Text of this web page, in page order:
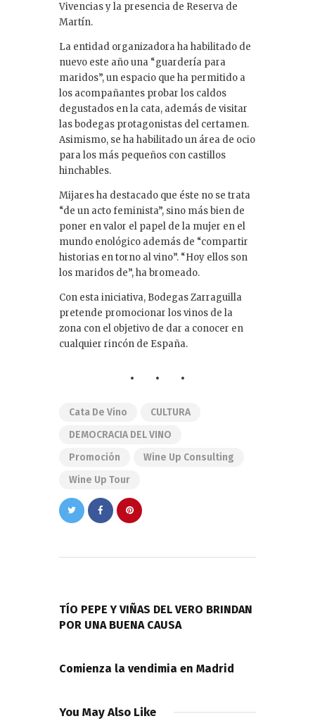
Vivencias y la presencia de Reserva de
Martín.
La entidad organizadora ha habilitado de
nuevo este año una “guardería para
maridos”, un espacio que ha permitido a
los acompañantes probar los caldos
degustados en la cata, además de visitar
las bodegas protagonistas del certamen.
Asimismo, se ha habilitado un área de ocio
para los más pequeños con castillos
hinchables.
Mijares ha destacado que éste no se trata
“de un acto feminista”, sino más bien de
poner en valor el papel de la mujer en el
mundo enológico además de “compartir
historias en torno al vino”. “Hoy ellos son
los maridos de”, ha bromeado.
Con esta iniciativa, Bodegas Zarraguilla
pretende promocionar los vinos de la
zona con el objetivo de dar a conocer en
cualquier rincón de España.
Cata De Vino
CULTURA
DEMOCRACIA DEL VINO
Promoción
Wine Up Consulting
Wine Up Tour
entradas
TÍO PEPE Y VIÑAS DEL VERO BRINDAN
POR UNA BUENA CAUSA
Comienza la vendimia en Madrid
You May Also Like